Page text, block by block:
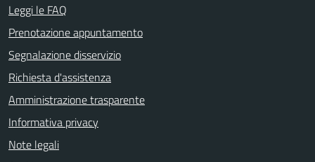
Leggi le FAQ
Prenotazione appuntamento
Segnalazione disservizio
Richiesta d'assistenza
Amministrazione trasparente
Informativa privacy
Note legali